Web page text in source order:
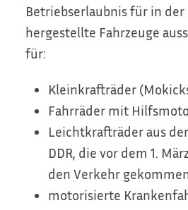
Betriebserlaubnis für in der
hergestellte Fahrzeuge
für:
Kleinkrafträder
Fahrräder mit
Leichtkrafträder aus
DDR, die vor dem 1.
den Verkehr
motorisierte